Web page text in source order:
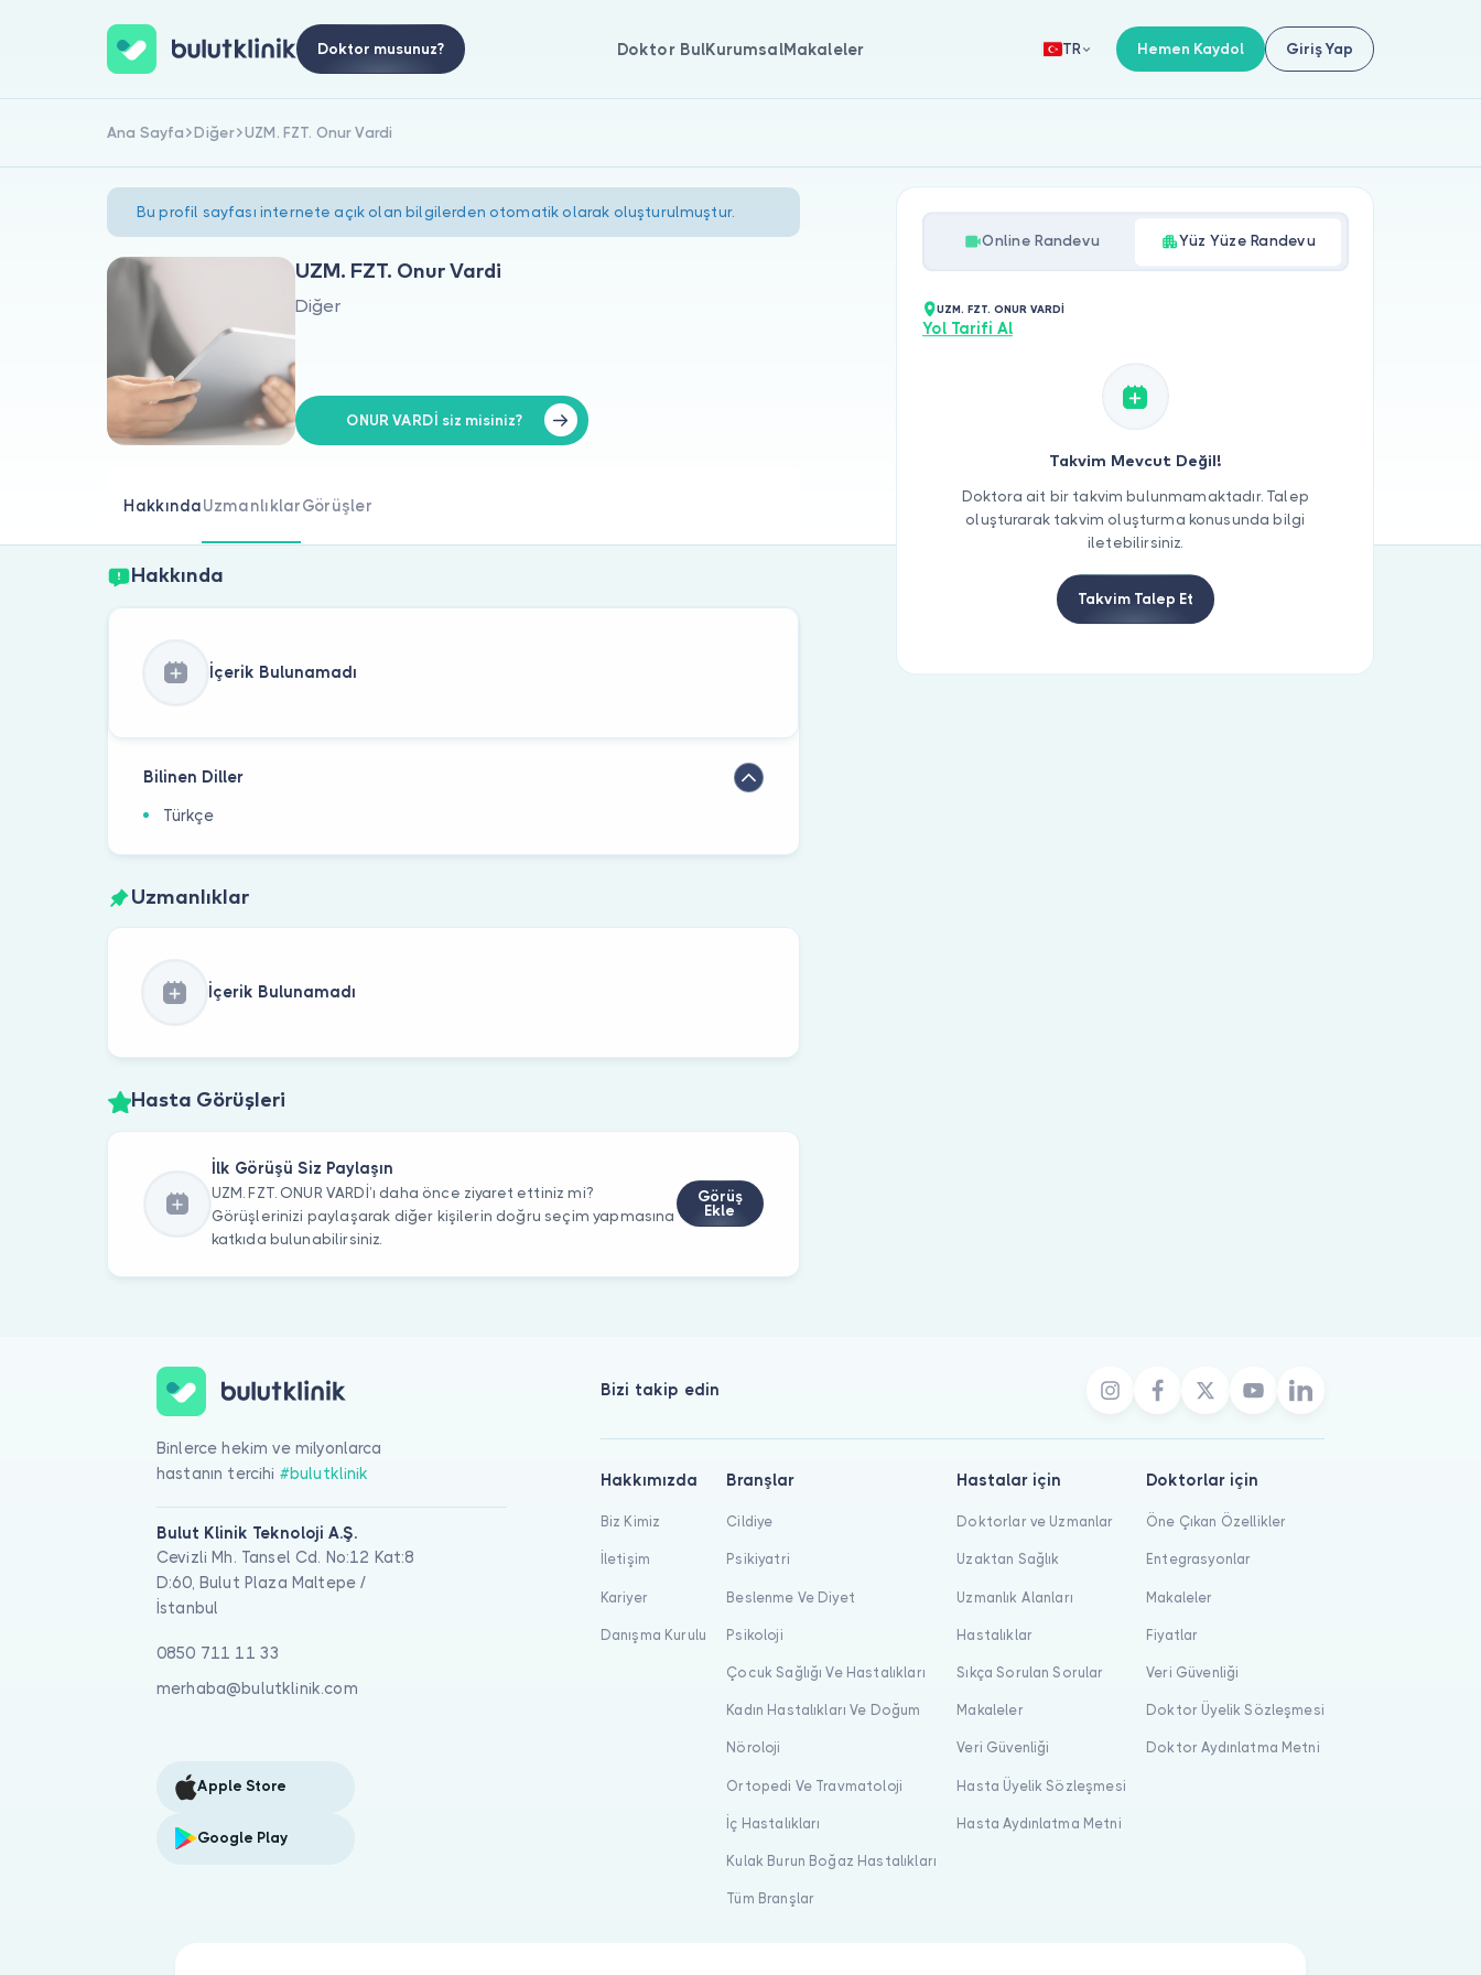
Doktor musunuz? Doktor BulKurumsalMakaleler TR Hemen Kaydol Giriş Yap
Ana Sayfa Diğer UZM. FZT. Onur Vardi
Bu profil sayfası internete açık olan bilgilerden otomatik olarak oluşturulmuştur.
UZM. FZT. Onur Vardi
Diğer
ONUR VARDİ siz misiniz?
HakkındaUzmanlıklarGörüşler
Hakkında
İçerik Bulunamadı
Bilinen Diller
Türkçe
Uzmanlıklar
İçerik Bulunamadı
Hasta Görüşleri
İlk Görüşü Siz Paylaşın
UZM. FZT. ONUR VARDİ’ı daha önce ziyaret ettiniz mi?
Görüşlerinizi paylaşarak diğer kişilerin doğru seçim yapmasına
katkıda bulunabilirsiniz.
Görüş
Ekle
Online Randevu Yüz Yüze Randevu
UZM. FZT. ONUR VARDİ
Yol Tarifi Al
Takvim Mevcut Değil!
Doktora ait bir takvim bulunmamaktadır. Talep
oluşturarak takvim oluşturma konusunda bilgi
iletebilirsiniz.
Takvim Talep Et
Binlerce hekim ve milyonlarca
hastanın tercihi #bulutklinik
Bulut Klinik Teknoloji A.Ş.
Cevizli Mh. Tansel Cd. No:12 Kat:8
D:60, Bulut Plaza Maltepe /
İstanbul
0850 711 11 33
merhaba@bulutklinik.com
Apple Store
Google Play
Bizi takip edin
Hakkımızda
Biz Kimiz
İletişim
Kariyer
Danışma Kurulu
Branşlar
Cildiye
Psikiyatri
Beslenme Ve Diyet
Psikoloji
Çocuk Sağlığı Ve Hastalıkları
Kadın Hastalıkları Ve Doğum
Nöroloji
Ortopedi Ve Travmatoloji
İç Hastalıkları
Kulak Burun Boğaz Hastalıkları
Tüm Branşlar
Hastalar için
Doktorlar ve Uzmanlar
Uzaktan Sağlık
Uzmanlık Alanları
Hastalıklar
Sıkça Sorulan Sorular
Makaleler
Veri Güvenliği
Hasta Üyelik Sözleşmesi
Hasta Aydınlatma Metni
Doktorlar için
Öne Çıkan Özellikler
Entegrasyonlar
Makaleler
Fiyatlar
Veri Güvenliği
Doktor Üyelik Sözleşmesi
Doktor Aydınlatma Metni